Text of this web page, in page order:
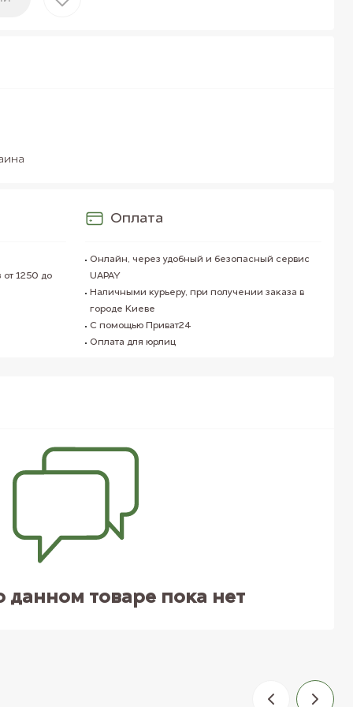
от 1250 до
Оплата
Онлайн, через удобный и безопасный сервис
UAPAY
Наличными курьеру, при получении заказа в
городе Киеве
С помощью Приват24
Оплата для юрлиц
данном товаре пока нет